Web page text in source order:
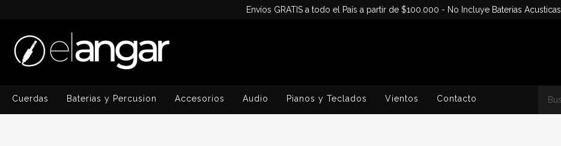
Envíos GRATIS a todo el País a partir de $100.000 - No Incluye Baterias Acusticas
Cuerdas Baterias y Percusion Accesorios Audio Pianos y Teclados Vientos Contacto